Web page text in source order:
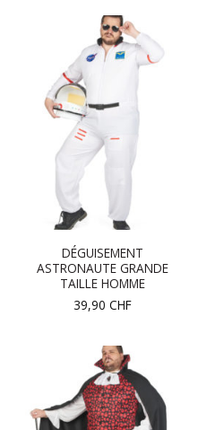
DÉGUISEMENT
ASTRONAUTE GRANDE
TAILLE HOMME
39,90 CHF